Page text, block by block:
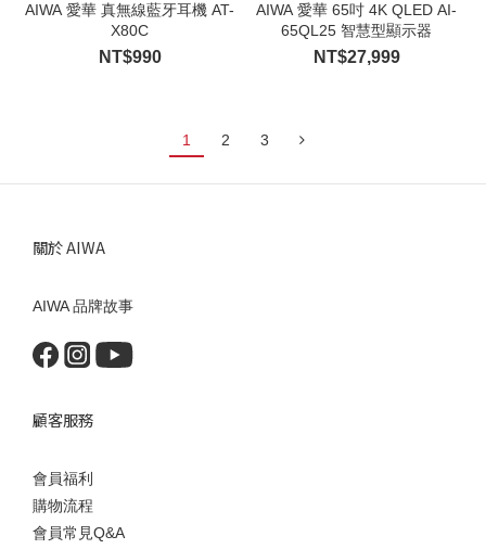
AIWA 愛華 真無線藍牙耳機 AT-
X80C
NT$990
AIWA 愛華 65吋 4K QLED AI-
65QL25 智慧型顯示器
NT$27,999
1 2 3
關於 AIWA
AIWA 品牌故事
顧客服務
會員福利
購物流程
會員常見Q&A